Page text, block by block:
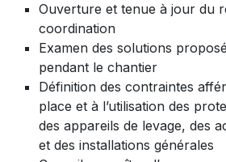
Ouverture et tenue à jour du
coordination
Examen des solutions
pendant le chantier
Définition des contraintes
place et à l’utilisation des
des appareils de levage, des
et des installations générales